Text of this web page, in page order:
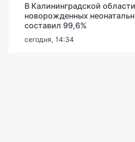
В Калининградской
новорожденных
составил 99,6%
сегодня, 14:34